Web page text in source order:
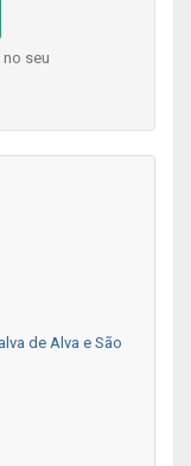
seu
de Alva e São